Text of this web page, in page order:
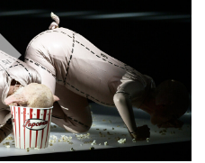
Play
Video